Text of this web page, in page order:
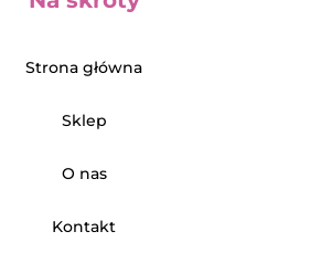
Strona główna
Sklep
O nas
Kontakt